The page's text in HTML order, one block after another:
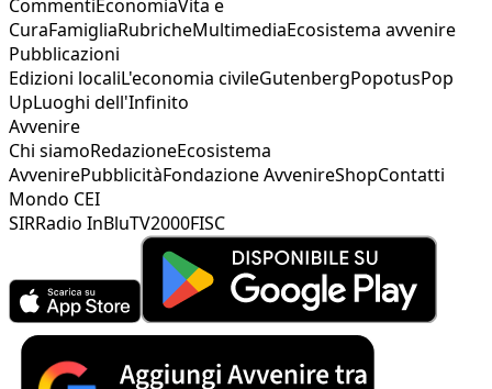
CommentiEconomiaVita e
CuraFamigliaRubricheMultimediaEcosistema avvenire
Pubblicazioni
Edizioni localiL'economia civileGutenbergPopotusPop
UpLuoghi dell'Infinito
Avvenire
Chi siamoRedazioneEcosistema
AvvenirePubblicitàFondazione AvvenireShopContatti
Mondo CEI
SIRRadio InBluTV2000FISC